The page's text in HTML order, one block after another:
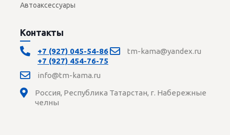
Автоаксессуары
Контакты
+7 (927) 045-54-86
+7 (927) 454-76-75
tm-kama@yandex.ru
info@tm-kama.ru
Россия, Республика Татарстан, г. Набережные
челны